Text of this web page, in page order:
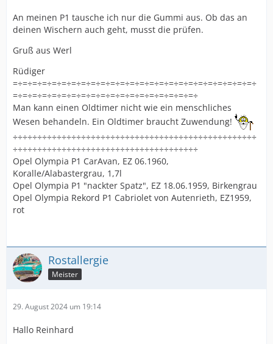
An meinen P1 tausche ich nur die Gummi aus. Ob das an
deinen Wischern auch geht, musst die prüfen.
Gruß aus Werl
Rüdiger
=÷=÷=÷=÷=÷=÷=÷=÷=÷=÷=÷=÷=÷=÷=÷=÷=÷=÷=÷=÷=÷=÷=÷=÷=÷
=÷=÷=÷=÷=÷=÷=÷=÷=÷=÷=÷=÷=÷=÷=÷=÷=÷=÷=÷
Man kann einen Oldtimer nicht wie ein menschliches
Wesen behandeln. Ein Oldtimer braucht Zuwendung!
÷÷÷÷÷÷÷÷÷÷÷÷÷÷÷÷÷÷÷÷÷÷÷÷÷÷÷÷÷÷÷÷÷÷÷÷÷÷÷÷÷÷÷÷÷÷÷÷÷÷
÷÷÷÷÷÷÷÷÷÷÷÷÷÷÷÷÷÷÷÷÷÷÷÷÷÷÷÷÷÷÷÷÷÷÷÷÷÷
Opel Olympia P1 CarAvan, EZ 06.1960,
Koralle/Alabastergrau, 1,7l
Opel Olympia P1 "nackter Spatz", EZ 18.06.1959, Birkengrau
Opel Olympia Rekord P1 Cabriolet von Autenrieth, EZ1959,
rot
Rostallergie
Meister
29. August 2024 um 19:14
Hallo Reinhard